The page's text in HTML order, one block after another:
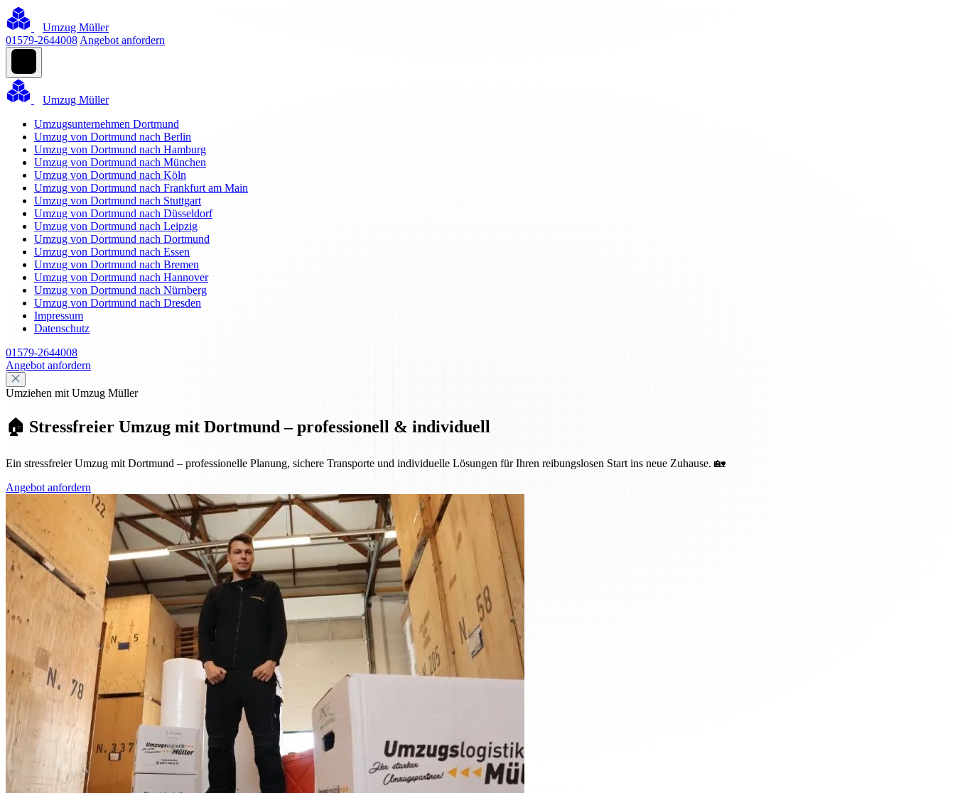
Umzug Müller
01579-2644008 Angebot anfordern
Umzug Müller
Umzugsunternehmen Dortmund
Umzug von Dortmund nach Berlin
Umzug von Dortmund nach Hamburg
Umzug von Dortmund nach München
Umzug von Dortmund nach Köln
Umzug von Dortmund nach Frankfurt am Main
Umzug von Dortmund nach Stuttgart
Umzug von Dortmund nach Düsseldorf
Umzug von Dortmund nach Leipzig
Umzug von Dortmund nach Dortmund
Umzug von Dortmund nach Essen
Umzug von Dortmund nach Bremen
Umzug von Dortmund nach Hannover
Umzug von Dortmund nach Nürnberg
Umzug von Dortmund nach Dresden
Impressum
Datenschutz
01579-2644008
Angebot anfordern
Umziehen mit Umzug Müller
🏠 Stressfreier Umzug mit Dortmund – professionell & individuell
Ein stressfreier Umzug mit Dortmund – professionelle Planung, sichere Transporte und individuelle Lösungen für Ihren reibungslosen Start ins neue Zuhause. 🏡
Angebot anfordern